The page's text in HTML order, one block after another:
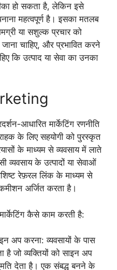
हो सकता है, लेकिन इसे
महत्वपूर्ण है। इसका मतलब
या सशुल्क प्रचार को
चाहिए, और प्रभावित करने
कि उत्पाद या सेवा का उनका
आधारित मार्केटिंग रणनीति
के लिए सहयोगी को पुरस्कृत
के माध्यम से व्यवसाय में लाते
व्यवसाय के उत्पादों या सेवाओं
रेफ़रल लिंक के माध्यम से
अर्जित करता है।
कैसे काम करती है:
अप करना: व्यवसायों के पास
है जो व्यक्तियों को साइन अप
देता है। एक संबद्ध बनने के